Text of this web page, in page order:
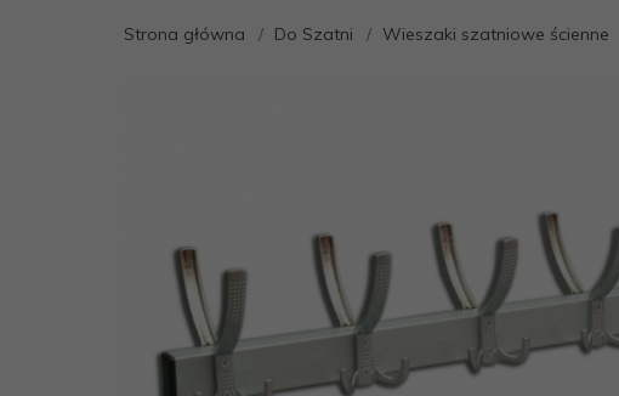
Strona główna Do Szatni Wieszaki szatniowe ścienne